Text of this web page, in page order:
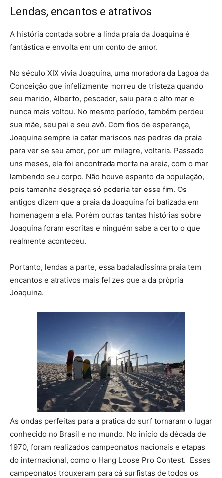
Lendas, encantos e atrativos
A história contada sobre a linda praia da Joaquina é
fantástica e envolta em um conto de amor.
No século XIX vivia Joaquina, uma moradora da Lagoa da
Conceição que infelizmente morreu de tristeza quando
seu marido, Alberto, pescador, saiu para o alto mar e
nunca mais voltou. No mesmo período, também perdeu
sua mãe, seu pai e seu avô. Com fios de esperança,
Joaquina sempre ia catar mariscos nas pedras da praia
para ver se seu amor, por um milagre, voltaria. Passado
uns meses, ela foi encontrada morta na areia, com o mar
lambendo seu corpo. Não houve espanto da população,
pois tamanha desgraça só poderia ter esse fim. Os
antigos dizem que a praia da Joaquina foi batizada em
homenagem a ela. Porém outras tantas histórias sobre
Joaquina foram escritas e ninguém sabe a certo o que
realmente aconteceu.
Portanto, lendas a parte, essa badaladíssima praia tem
encantos e atrativos mais felizes que a da própria
Joaquina.
As ondas perfeitas para a prática do surf tornaram o lugar
conhecido no Brasil e no mundo. No início da década de
1970, foram realizados campeonatos nacionais e etapas
do internacional, como o Hang Loose Pro Contest. Esses
campeonatos trouxeram para cá surfistas de todos os